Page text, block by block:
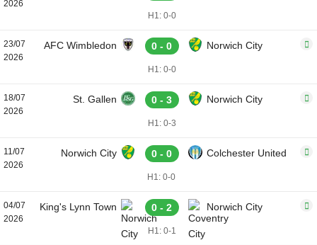
2026
H1: 0-0
23/07
2026
AFC Wimbledon 0 - 0 Norwich City
H1: 0-0
18/07
2026
St. Gallen 0 - 3 Norwich City
H1: 0-3
11/07
2026
Norwich City 0 - 0 Colchester United
H1: 0-0
04/07
2026
King's Lynn Town 0 - 2 Norwich City
H1: 0-1